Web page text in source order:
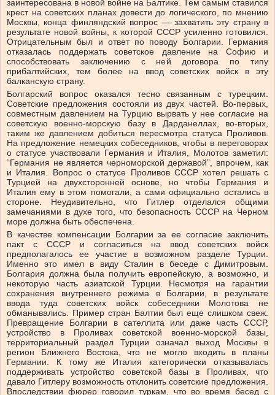
заинтересована в новой войне на Балтике. Тем самым ставился
крест на советских планах довести до логического, по мнению
Москвы, конца финляндский вопрос — захватить эту страну в
результате новой войны, к которой СССР усиленно готовился.
Отрицательным был и ответ по поводу Болгарии. Германия
отказалась поддержать советское давление на Софию и
способствовать заключению с ней договора по типу
прибалтийских, тем более на ввод советских войск в эту
балканскую страну.
Болгарский вопрос оказался тесно связанным с турецким.
Советские предложения состояли из двух частей. Во-первых,
совместным давлением на Турцию вырвать у нее согласие на
советскую военно-морскую базу в Дарданеллах, во-вторых,
таким же давлением добиться пересмотра статуса Проливов.
На предложение немецких собеседников, чтобы в переговорах
о статусе участвовали Германия и Италия, Молотов заметил:
“Германия не является черноморской державой”, впрочем, как
и Италия. Вопрос о статусе Проливов СССР хотел решать с
Турцией на двухсторонней основе, но чтобы Германия и
Италия ему в этом помогали, а сами официально остались в
стороне. Неудивительно, что Гитлер отделался общими
замечаниями в духе того, что безопасность СССР на Черном
море должна быть обеспечена.
В качестве компенсации Болгарии за ее согласие заключить
пакт с СССР и согласиться на ввод советских войск
предполагалось ее участие в возможном разделе Турции.
Именно это имел в виду Сталин в беседе с Димитровым.
Болгария должна была получить европейскую, а возможно, и
некоторую часть азиатской Турции. Несмотря на гарантии
сохранения внутреннего режима в Болгарии, в результате
ввода туда советских войск собеседники Молотова не
обманывались. Пример стран Балтии был еще слишком свеж.
Превращение Болгарии в сателлита или даже часть СССР,
устройство в Проливах советской военно-морской базы,
территориальный раздел Турции означал выход Москвы в
регион Ближнего Востока, что не могло входить в планы
Германии. К тому же Италия категорически отказывалась
поддерживать устройство советской базы в Проливах, что
давало Гитлеру возможность отклонить советские предложения.
Впоследствии фюрер говорил туркам, что во время бесед с